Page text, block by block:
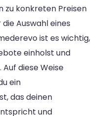
zu konkreten Preisen
Auswahl eines
ist es wichtig,
einholst und
diese Weise
ein
das deinen
und